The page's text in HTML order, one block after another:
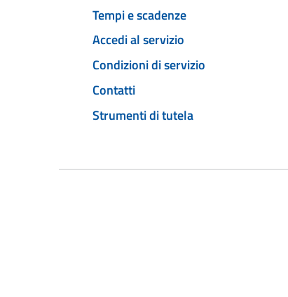
Tempi e scadenze
Accedi al servizio
Condizioni di servizio
Contatti
Strumenti di tutela